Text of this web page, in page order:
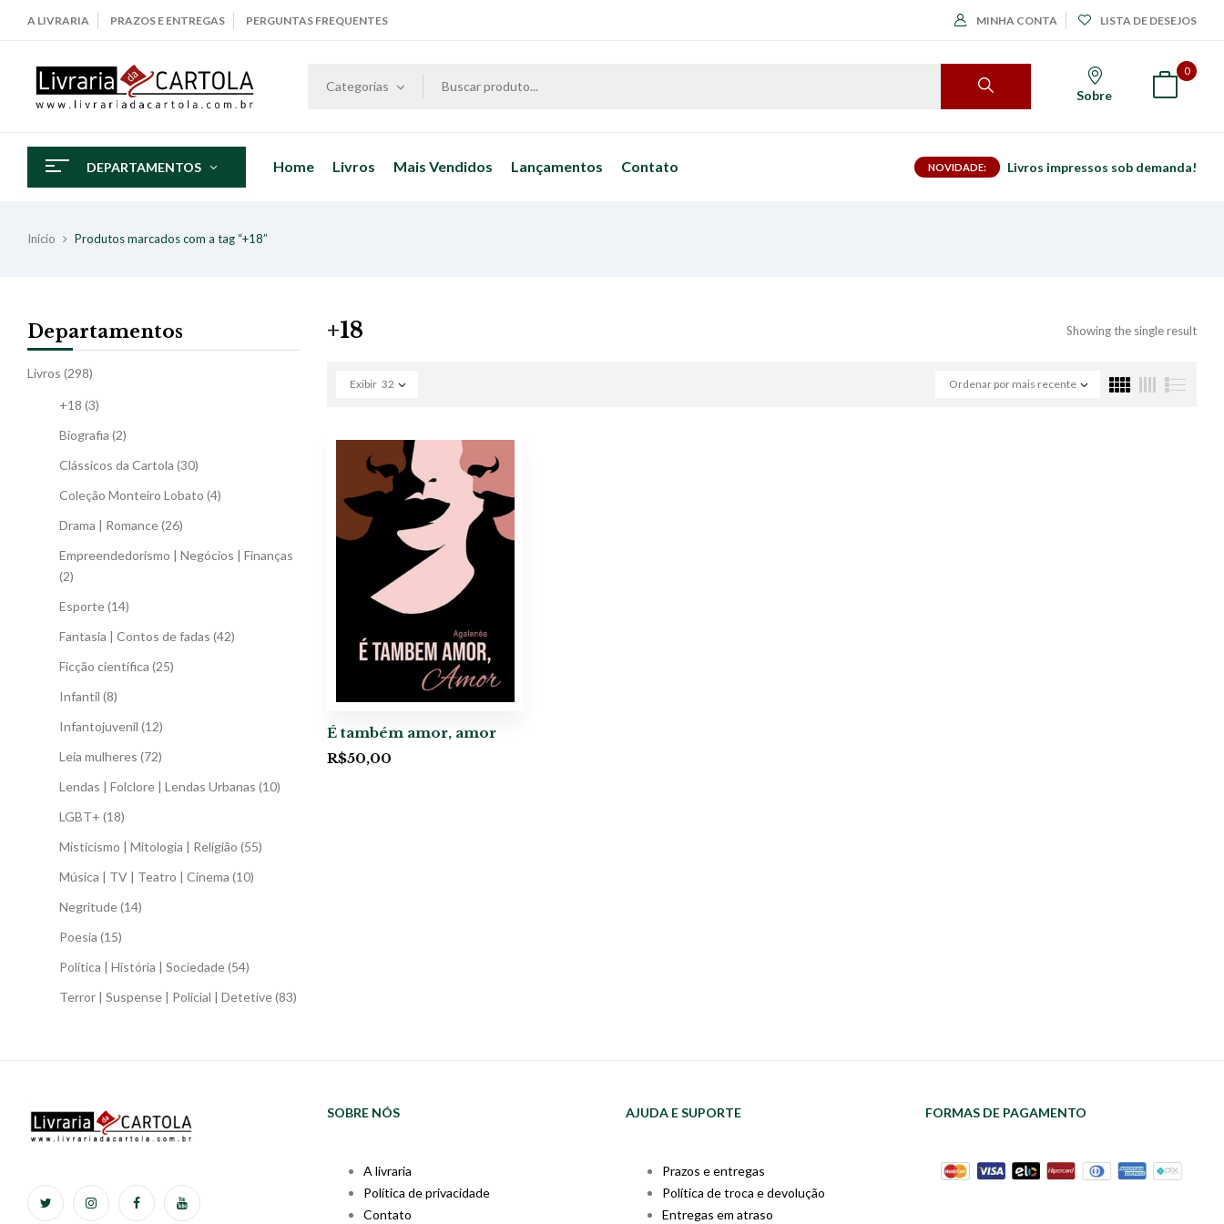
A LIVRARIA PRAZOS E ENTREGAS PERGUNTAS FREQUENTES MINHA CONTA LISTA DE DESEJOS
Categorias
Sobre
0
DEPARTAMENTOS Home Livros Mais Vendidos Lançamentos Contato NOVIDADE: Livros impressos sob demanda!
Início Produtos marcados com a tag “+18”
Departamentos
Livros (298)
+18 (3)
Biografia (2)
Clássicos da Cartola (30)
Coleção Monteiro Lobato (4)
Drama | Romance(26)
Empreendedorismo | Negócios | Finanças
(2)
Esporte(14)
Fantasia | Contos de fadas (42)
Ficção científica (25)
Infantil (8)
Infantojuvenil (12)
Leia mulheres (72)
Lendas | Folclore | Lendas Urbanas (10)
LGBT+ (18)
Misticismo | Mitologia | Religião (55)
Música | TV | Teatro | Cinema (10)
Negritude(14)
Poesia (15)
Política | História | Sociedade(54)
Terror | Suspense | Policial | Detetive(83)
+18 Showing the single result
Ordenar por mais recente
Exibir 32
É também amor, amor
R$50,00
SOBRE NÓS
A livraria
Política de privacidade
Contato
AJUDA E SUPORTE
Prazos e entregas
Política de troca e devolução
Entregas em atraso
FORMAS DE PAGAMENTO